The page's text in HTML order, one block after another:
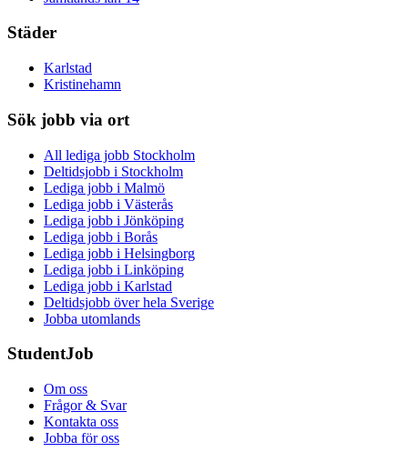
Städer
Karlstad
Kristinehamn
Sök jobb via ort
All lediga jobb Stockholm
Deltidsjobb i Stockholm
Lediga jobb i Malmö
Lediga jobb i Västerås
Lediga jobb i Jönköping
Lediga jobb i Borås
Lediga jobb i Helsingborg
Lediga jobb i Linköping
Lediga jobb i Karlstad
Deltidsjobb över hela Sverige
Jobba utomlands
StudentJob
Om oss
Frågor & Svar
Kontakta oss
Jobba för oss